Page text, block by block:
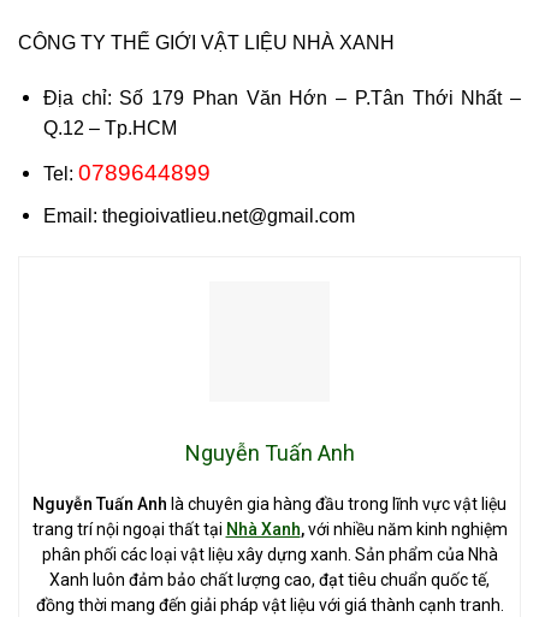
CÔNG TY THẾ GIỚI VẬT LIỆU NHÀ XANH
Địa chỉ: Số 179 Phan Văn Hớn – P.Tân Thới Nhất –
Q.12 – Tp.HCM
Tel: 0789644899
Email: thegioivatlieu.net@gmail.com
Nguyễn Tuấn Anh
Nguyễn Tuấn Anh là chuyên gia hàng đầu trong lĩnh vực vật liệu
trang trí nội ngoại thất tại Nhà Xanh,với nhiều năm kinh nghiệm
phân phối các loại vật liệu xây dựng xanh. Sản phẩm của Nhà
Xanh luôn đảm bảo chất lượng cao, đạt tiêu chuẩn quốc tế,
đồng thời mang đến giải pháp vật liệu với giá thành cạnh tranh.